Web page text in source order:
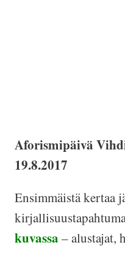
Aforismipäivä
19.8.2017
Ensimmäistä kertaa
kuvassa – alustajat,